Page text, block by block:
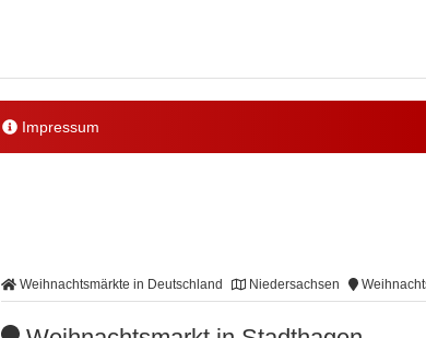
Impressum
Weihnachtsmärkte in Deutschland Niedersachsen